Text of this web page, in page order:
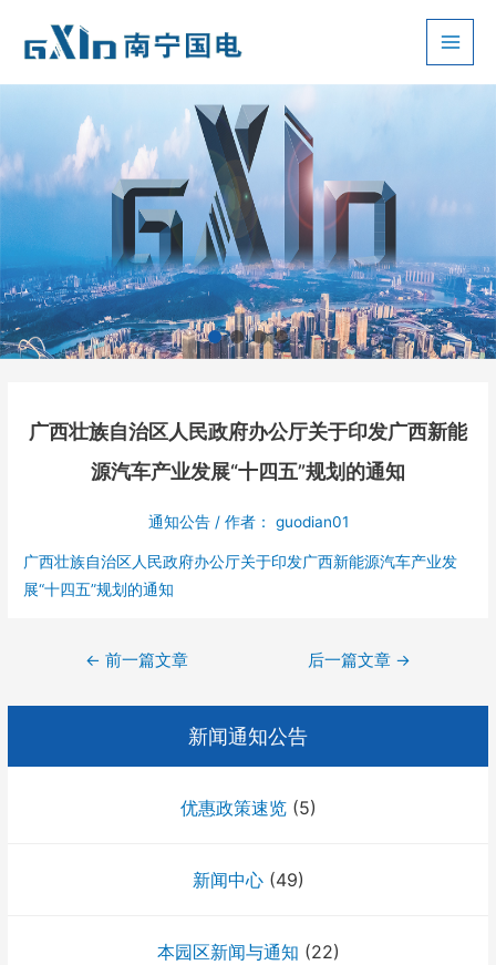
Main
新闻通知公告
优惠政策速览(5)
新闻中心(49)
本园区新闻与通知 (22)
广西壮族自治区人民政府办公厅关于印发广西新能
源汽车产业发展“十四五”规划的通知
通知公告/ 作者： guodian01
广西壮族自治区人民政府办公厅关于印发广西新能源汽车产业发
展“十四五”规划的通知
导
← 前一篇文章 后一篇文章 →